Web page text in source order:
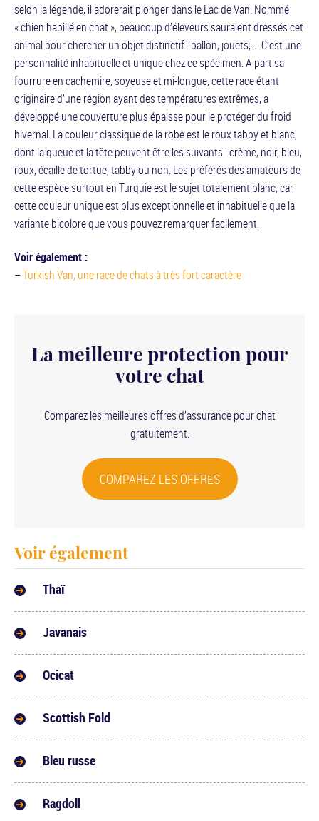
selon la légende, il adorerait plonger dans le Lac de Van. Nommé
« chien habillé en chat », beaucoup d’éleveurs sauraient dressés cet
animal pour chercher un objet distinctif : ballon, jouets,…. C’est une
personnalité inhabituelle et unique chez ce spécimen. A part sa
fourrure en cachemire, soyeuse et mi-longue, cette race étant
originaire d’une région ayant des températures extrêmes, a
développé une couverture plus épaisse pour le protéger du froid
hivernal. La couleur classique de la robe est le roux tabby et blanc,
dont la queue et la tête peuvent être les suivants : crème, noir, bleu,
roux, écaille de tortue, tabby ou non. Les préférés des amateurs de
cette espèce surtout en Turquie est le sujet totalement blanc, car
cette couleur unique est plus exceptionnelle et inhabituelle que la
variante bicolore que vous pouvez remarquer facilement.
Voir également :
–Turkish Van, une race de chats à très fort caractère
La meilleure protection pour
votre chat
Comparez les meilleures offres d’assurance pour chat
gratuitement.
COMPAREZ LES OFFRES
Voir également
Thaï
Javanais
Ocicat
Scottish Fold
Bleu russe
Ragdoll